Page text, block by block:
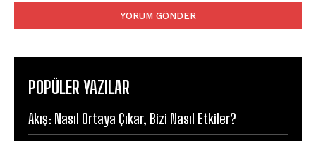
POPÜLER YAZILAR
Akış: Nasıl Ortaya Çıkar, Bizi Nasıl Etkiler?